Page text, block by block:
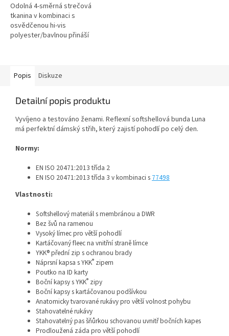
Odolná 4-směrná strečová
tkanina v kombinaci s
osvědčenou hi-vis
polyester/bavlnou přináší
Popis Diskuze
Detailní popis produktu
Vyvíjeno a testováno ženami. Reflexní softshellová bunda Luna
má perfektní dámský střih, který zajistí pohodlí po celý den.
Normy:
EN ISO 20471:2013 třída 2
EN ISO 20471:2013 třída 3 v kombinaci s 77498
Vlastnosti:
Softshellový materiál s membránou a DWR
Bez švů na ramenou
Vysoký límec pro větší pohodlí
Kartáčovaný fleec na vnitřní straně límce
YKK® přední zip s ochranou brady
Náprsní kapsa s YKK® zipem
Poutko na ID karty
Boční kapsy s YKK® zipy
Boční kapsy s kartáčovanou podšívkou
Anatomicky tvarované rukávy pro větší volnost pohybu
Stahovatelné rukávy
Stahovatelný pas šňůrkou schovanou uvnitř bočních kapes
Prodloužená záda pro větší pohodlí